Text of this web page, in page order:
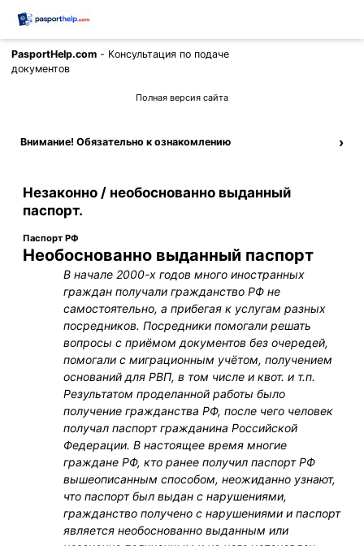
PasportHelp.com - Консультация по подаче
документов
Полная версия сайта
Внимание! Обязательно к ознакомлению ›
Незаконно / необоснованно выданный
паспорт.
Паспорт РФ
Необоснованно выданный паспорт
В начале 2000-х годов много иностранных
граждан получали гражданство РФ не
самостоятельно, а прибегая к услугам разных
посредников. Посредники помогали решать
вопросы с приёмом документов без очередей,
помогали с миграционным учётом, получением
оснований для РВП, в том числе и квот. и т.п.
Результатом проделанной работы было
получение гражданства РФ, после чего человек
получал паспорт гражданина Российской
Федерации. В настоящее время многие
граждане РФ, кто ранее получил паспорт РФ
вышеописанным способом, неожиданно узнают,
что паспорт был выдан с нарушениями,
гражданство получено с нарушениями и паспорт
является необоснованно выданным или